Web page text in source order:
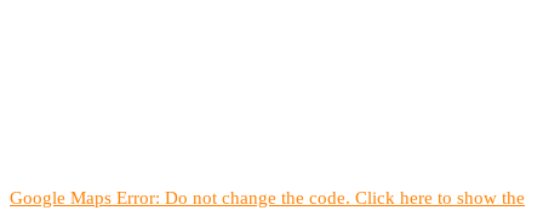
Google Maps Error: Do not change the code. Click here to show the